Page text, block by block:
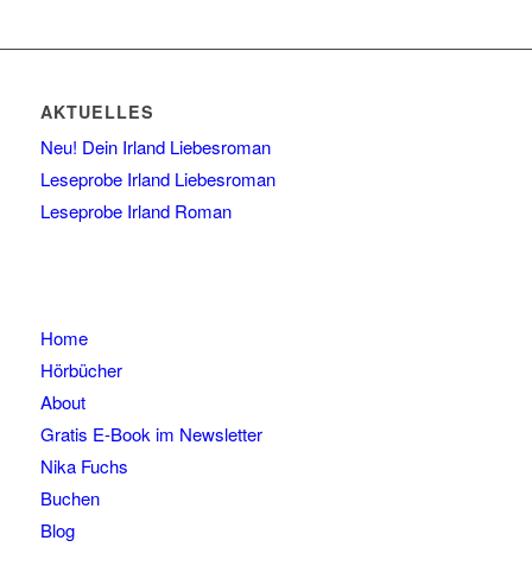
AKTUELLES
Neu! Dein Irland Liebesroman
Leseprobe Irland Liebesroman
Leseprobe Irland Roman
Home
Hörbücher
About
Gratis E-Book im Newsletter
Nika Fuchs
Buchen
Blog